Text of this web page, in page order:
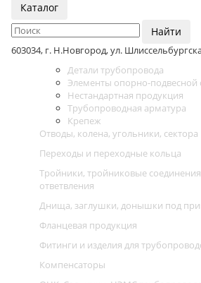
Каталог
Найти
603034, г. Н.Новгород, ул.
Детали трубопровода
Элементы опорно-подвесной
Нестандартная продукция
Трубопроводная арматура
Крепеж
Отводы, колена, угольники, сектора
Переходы и переходные кольца
Тройники, тройниковые
ответвления
Днища, заглушки, донышки под
Фланцевая продукция
Фитинги и изделия для
Компенсаторы